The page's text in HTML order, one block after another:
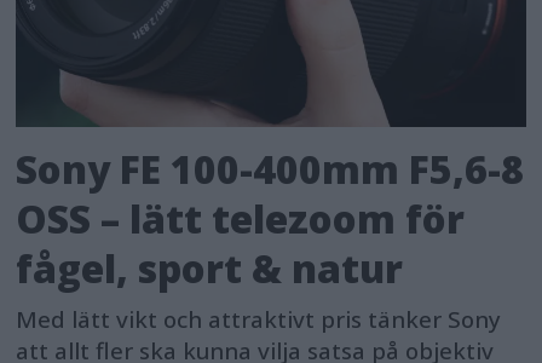
Sony FE 100-400mm F5,6-8
OSS – lätt telezoom för
fågel, sport & natur
Med lätt vikt och attraktivt pris tänker Sony
att allt fler ska kunna vilja satsa på objektiv